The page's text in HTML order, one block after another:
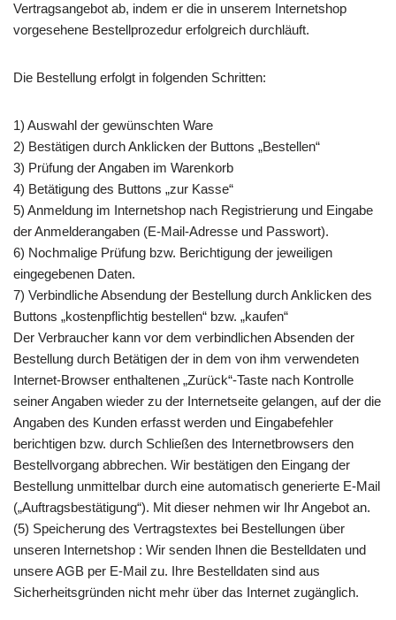
Vertragsangebot ab, indem er die in unserem Internetshop
vorgesehene Bestellprozedur erfolgreich durchläuft.
Die Bestellung erfolgt in folgenden Schritten:
1) Auswahl der gewünschten Ware
2) Bestätigen durch Anklicken der Buttons „Bestellen“
3) Prüfung der Angaben im Warenkorb
4) Betätigung des Buttons „zur Kasse“
5) Anmeldung im Internetshop nach Registrierung und Eingabe
der Anmelderangaben (E-Mail-Adresse und Passwort).
6) Nochmalige Prüfung bzw. Berichtigung der jeweiligen
eingegebenen Daten.
7) Verbindliche Absendung der Bestellung durch Anklicken des
Buttons „kostenpflichtig bestellen“ bzw. „kaufen“
Der Verbraucher kann vor dem verbindlichen Absenden der
Bestellung durch Betätigen der in dem von ihm verwendeten
Internet-Browser enthaltenen „Zurück“-Taste nach Kontrolle
seiner Angaben wieder zu der Internetseite gelangen, auf der die
Angaben des Kunden erfasst werden und Eingabefehler
berichtigen bzw. durch Schließen des Internetbrowsers den
Bestellvorgang abbrechen. Wir bestätigen den Eingang der
Bestellung unmittelbar durch eine automatisch generierte E-Mail
(„Auftragsbestätigung“). Mit dieser nehmen wir Ihr Angebot an.
(5) Speicherung des Vertragstextes bei Bestellungen über
unseren Internetshop : Wir senden Ihnen die Bestelldaten und
unsere AGB per E-Mail zu. Ihre Bestelldaten sind aus
Sicherheitsgründen nicht mehr über das Internet zugänglich.